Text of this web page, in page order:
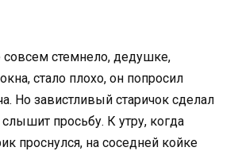
совсем стемнело, дедушке,
стало плохо, он попросил
Но завистливый старичок сделал
слышит просьбу. К утру, когда
проснулся, на соседней койке